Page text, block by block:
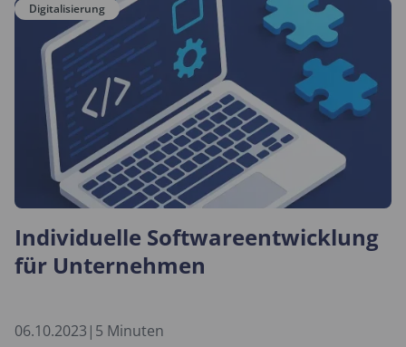
Digitalisierung
Individuelle Softwareentwicklung
für Unternehmen
06.10.2023 | 5 Minuten